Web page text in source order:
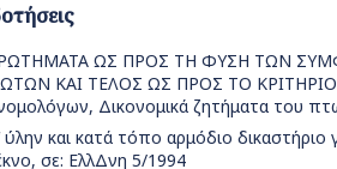
ΕΡΩΤΗΜΑΤΑ ΩΣ ΠΡΟΣ ΤΗ ΦΥΣΗ ΤΩΝ
ΚΑΙ ΤΕΛΟΣ ΩΣ ΠΡΟΣ ΤΟ
Δικονομικά ζητήματα του
και κατά τόπο αρμόδιο
σε: ΕλλΔνη 5/1994